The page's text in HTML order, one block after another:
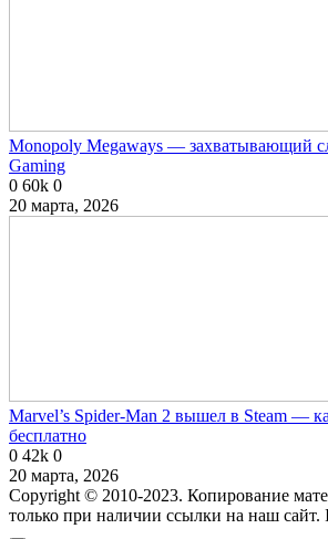
Monopoly Megaways — захватывающий
Gaming
0 60k 0
20 марта, 2026
Marvel’s Spider-Man 2 вышел в Steam —
бесплатно
0 42k 0
20 марта, 2026
Copyright © 2010-2023. Копирование
только при наличии ссылки на наш сайт.